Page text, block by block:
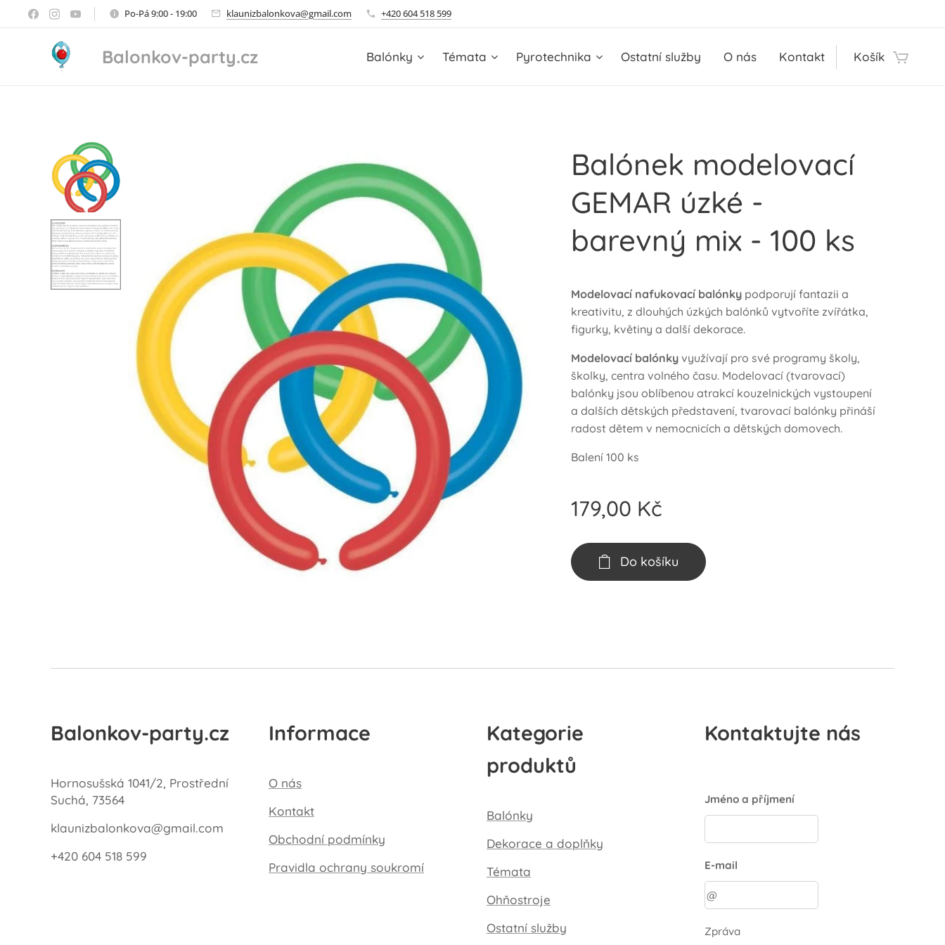
Po-Pá 9:00 - 19:00 klaunizbalonkova@gmail.com +420 604 518 599
Balonkov-party.cz Balónky Témata Pyrotechnika Ostatní služby O nás Kontakt Košík
Balónek modelovací
GEMAR úzké -
barevný mix - 100 ks
Modelovací nafukovací balónky podporují fantazii a
kreativitu, z dlouhých úzkých balónků vytvoříte zvířátka,
figurky, květiny a další dekorace.
Modelovací balónky využívají pro své programy školy,
školky, centra volného času. Modelovací (tvarovací)
balónky jsou oblíbenou atrakcí kouzelnických vystoupení
a dalších dětských představení, tvarovací balónky přináší
radost dětem v nemocnicích a dětských domovech.
Balení 100 ks
179,00 Kč
Do košíku
Balonkov-party.cz
Hornosušská 1041/2, Prostřední
Suchá, 73564
klaunizbalonkova@gmail.com
+420 604 518 599
Informace
O nás
Kontakt
Obchodní podmínky
Pravidla ochrany soukromí
Kategorie
produktů
Balónky
Dekorace a doplňky
Témata
Ohňostroje
Ostatní služby
Kontaktujte nás
Jméno a příjmení
E-mail
Zpráva